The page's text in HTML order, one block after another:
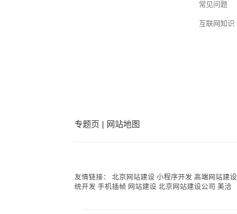
常见问题
互联网知识
专题页 | 网站地图
友情链接： 北京网站建设 小程序开发 高端网站建设
统开发 手机插帧 网站建设 北京网站建设公司 美洽